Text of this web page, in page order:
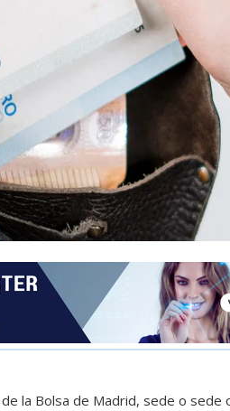
la Bolsa de Madrid, sede o sede